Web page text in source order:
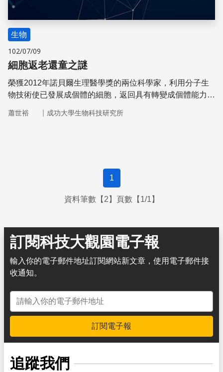
生物
102/07/09
細胞返老還童之謎
榮獲2012年諾貝爾生理醫學獎的兩位科學家，利用分子生
物技術使已發展成個體的細胞，返回具有轉變成個體能力的
蕭世裕 ｜ 成功大學生物科技研究所
1
資料筆數【2】頁數【1/1】
訂閱科技大觀園電子報
輸入你的電子郵件地址訂閱網站新文章，使用電子郵件接
收通知。
電子郵件地址
訂閱電子報
追蹤我們